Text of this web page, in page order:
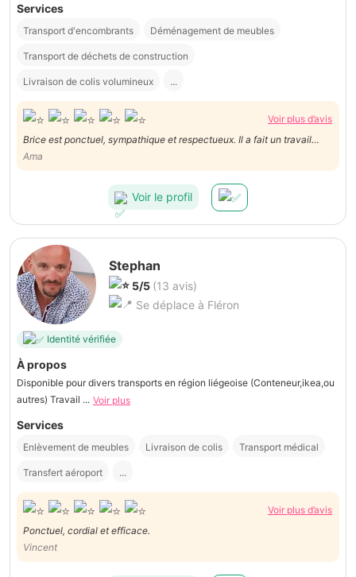
Services
Transport d'encombrants Déménagement de meubles
Transport de déchets de construction
Livraison de colis volumineux ...
Voir plus d’avis
Brice est ponctuel, sympathique et respectueux. Il a fait un travail
impeccable en moins d'une heure. Je recommande les yeux fermés.
Ama
Voir le profil
Stephan
5/5 (13 avis)
Se déplace à Fléron
Identité vérifiée
À propos
Disponible pour divers transports en région liégeoise (Conteneur,ikea,ou
autres) Travail ... Voir plus
Services
Enlèvement de meubles Livraison de colis Transport médical
Transfert aéroport ...
Voir plus d’avis
Ponctuel, cordial et efficace.
Vincent